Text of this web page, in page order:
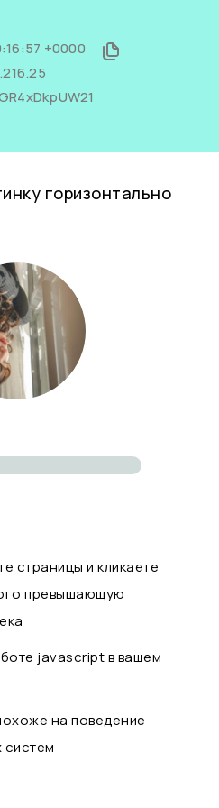
+0000
горизонтально
страницы и кликаете
превышающую
javascript в вашем
на поведение
систем